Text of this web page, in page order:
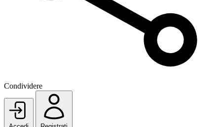
Condividere